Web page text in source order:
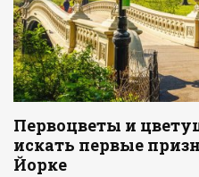
Первоцветы и
искать первые
Йорке